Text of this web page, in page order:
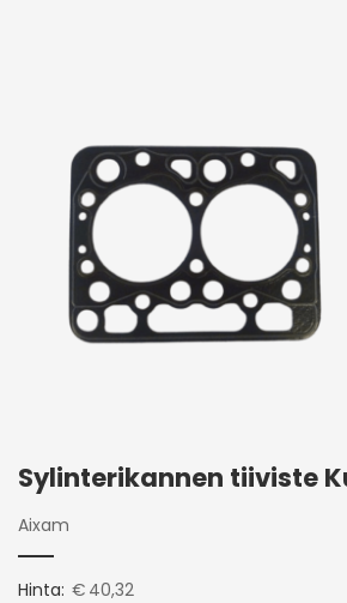
Sylinterikannen tiiviste
Aixam
Hinta: € 40,32